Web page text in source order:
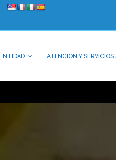
ENTIDAD ATENCIÓN Y SERVICIOS